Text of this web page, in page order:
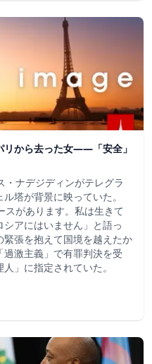
リから去った女——「安全」
ナデジディンがテレグラ
塔が背景に映っていた。
があります。私は生きて
アにはいません」と語っ
張を抱えて国境を越えたか
激主義」で有罪判決を受
」に指定されていた。